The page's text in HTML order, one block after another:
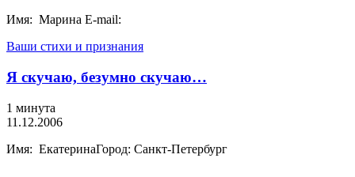
Имя: Марина E-mail:
Ваши стихи и признания
Я скучаю, безумно скучаю…
1 минута
11.12.2006
Имя: ЕкатеринаГород: Санкт-Петербург